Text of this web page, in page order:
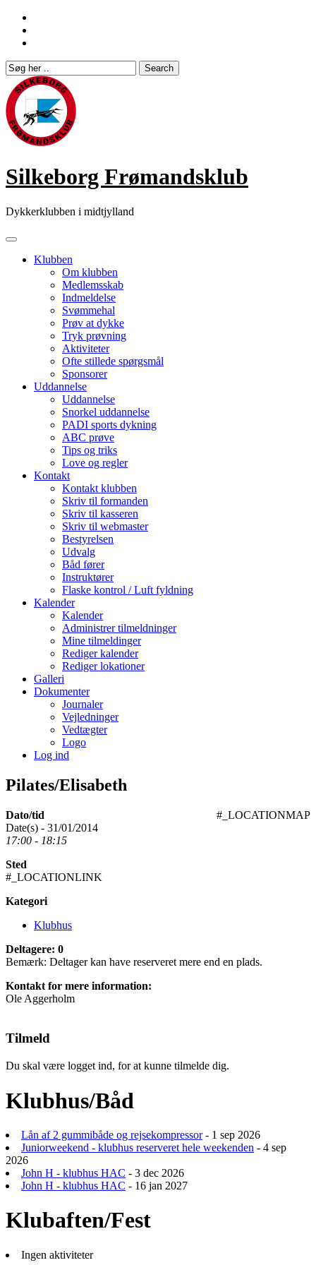
Skip
content
Silkeborg Frømandsklub
Dykkerklubben i midtjylland
Klubben
Om klubben
Medlemsskab
Indmeldelse
Svømmehal
Prøv at dykke
Tryk prøvning
Aktiviteter
Ofte stillede spørgsmål
Sponsorer
Uddannelse
Uddannelse
Snorkel uddannelse
PADI sports dykning
ABC prøve
Tips og triks
Love og regler
Kontakt
Kontakt klubben
Skriv til formanden
Skriv til kasseren
Skriv til webmaster
Bestyrelsen
Udvalg
Båd fører
Instruktører
Flaske kontrol / Luft fyldning
Kalender
Kalender
Administrer tilmeldninger
Mine tilmeldinger
Rediger kalender
Rediger lokationer
Galleri
Dokumenter
Journaler
Vejledninger
Vedtægter
Logo
Log ind
Pilates/Elisabeth
#_LOCATIONMAP
Dato/tid
Date(s) - 31/01/2014
17:00 - 18:15
Sted
#_LOCATIONLINK
Kategori
Klubhus
Deltagere: 0
Bemærk: Deltager kan have reserveret mere end en plads.
Kontakt for mere information:
Ole Aggerholm
Tilmeld
Du skal være logget ind, for at kunne tilmelde dig.
Klubhus/Båd
Lån af 2 gummibåde og rejsekompressor- 1 sep 2026
Juniorweekend - klubhus reserveret hele weekenden - 4 sep
2026
John H - klubhus HAC - 3 dec 2026
John H - klubhus HAC - 16 jan 2027
Klubaften/Fest
Ingen aktiviteter